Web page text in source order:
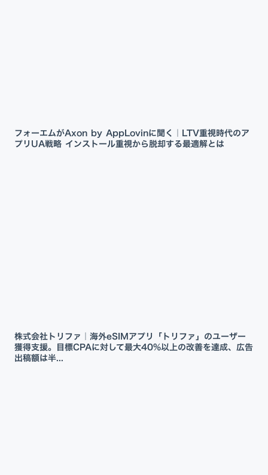
フォーエムがAxon by AppLovinに聞く｜LTV重視時代のア
プリUA戦略 インストール重視から脱却する最適解とは
株式会社トリファ｜海外eSIMアプリ「トリファ」のユーザー
獲得支援。目標CPAに対して最大40%以上の改善を達成、広告
出稿額は半...